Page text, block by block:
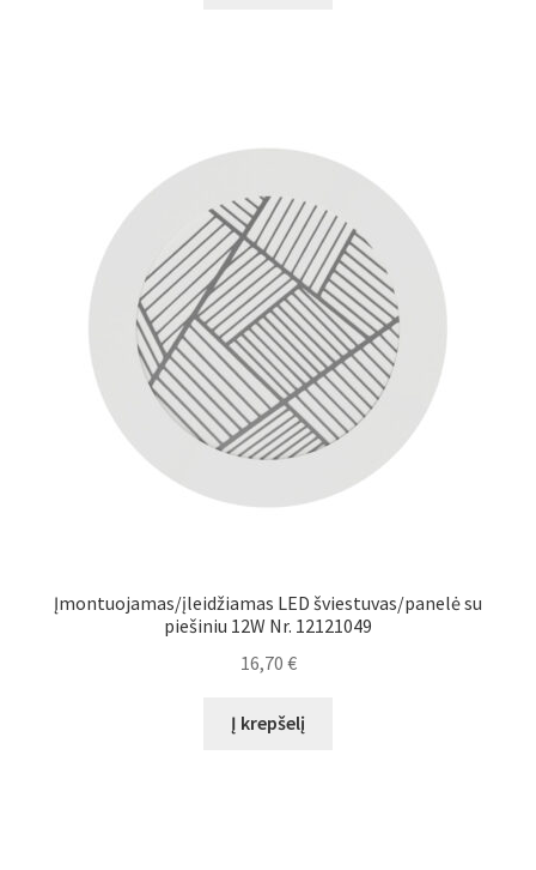
Įmontuojamas/įleidžiamas LED šviestuvas/panelė su
piešiniu 12W Nr. 12121049
16,70 €
Į krepšelį